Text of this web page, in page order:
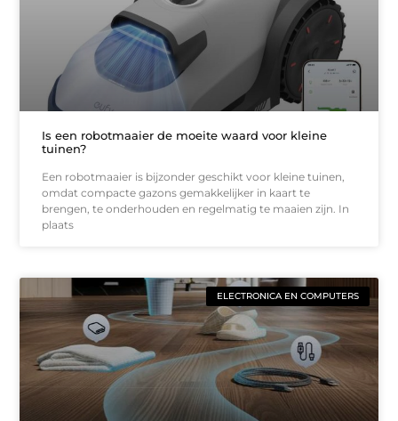
Is een robotmaaier de moeite waard voor kleine
tuinen?
Een robotmaaier is bijzonder geschikt voor kleine tuinen,
omdat compacte gazons gemakkelijker in kaart te
brengen, te onderhouden en regelmatig te maaien zijn. In
plaats
ELECTRONICA EN COMPUTERS